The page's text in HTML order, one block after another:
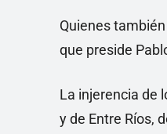
Quienes
que preside
La injerencia de
y de Entre Ríos,